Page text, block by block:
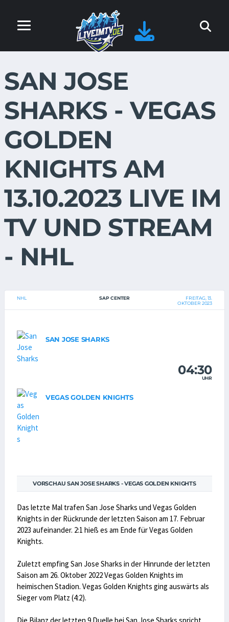
SAN JOSE
SHARKS - VEGAS
GOLDEN
KNIGHTS AM
13.10.2023 LIVE IM
TV UND STREAM
- NHL
NHL SAP CENTER
FREITAG, 13.
OKTOBER 2023
SAN JOSE SHARKS
04:30
UHR
VEGAS GOLDEN KNIGHTS
VORSCHAU SAN JOSE SHARKS - VEGAS GOLDEN KNIGHTS
Das letzte Mal trafen San Jose Sharks und Vegas Golden
Knights in der Rückrunde der letzten Saison am 17. Februar
2023 aufeinander. 2:1 hieß es am Ende für Vegas Golden
Knights.
Zuletzt empfing San Jose Sharks in der Hinrunde der letzten
Saison am 26. Oktober 2022 Vegas Golden Knights im
heimischen Stadion. Vegas Golden Knights ging auswärts als
Sieger vom Platz (4:2).